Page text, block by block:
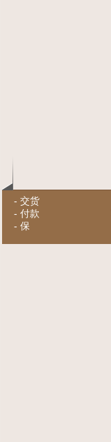
- 交货
- 付款
- 保